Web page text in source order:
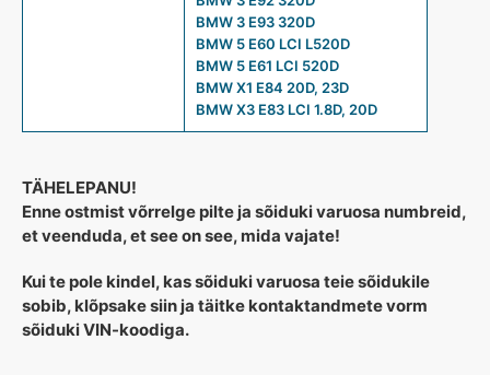
BMW 3 E93 320D
BMW 5 E60 LCI L520D
BMW 5 E61 LCI 520D
BMW X1 E84 20D, 23D
BMW X3 E83 LCI 1.8D, 20D
TÄHELEPANU!
Enne ostmist võrrelge pilte ja sõiduki varuosa numbreid,
et veenduda, et see on see, mida vajate!
Kui te pole kindel, kas sõiduki varuosa teie sõidukile
sobib, klõpsake siin ja täitke kontaktandmete vorm
sõiduki VIN-koodiga.